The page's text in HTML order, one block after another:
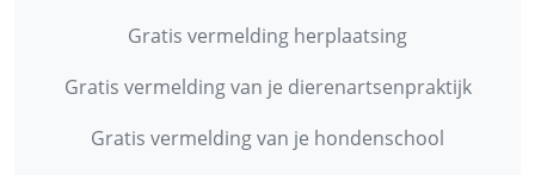
Gratis vermelding herplaatsing
Gratis vermelding van je dierenartsenpraktijk
Gratis vermelding van je hondenschool